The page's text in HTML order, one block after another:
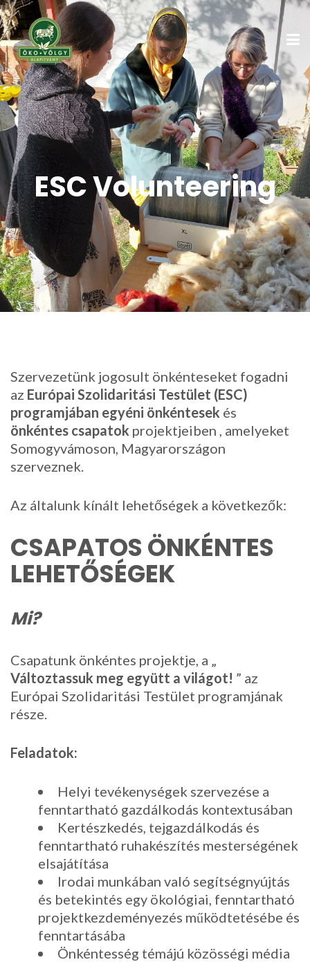
ESC Volunteering
Szervezetünk jogosult önkénteseket fogadni
az Európai Szolidaritási Testület (ESC)
programjában egyéni önkéntesek és
önkéntes csapatok projektjeiben , amelyeket
Somogyvámoson, Magyarországon
szerveznek.
Az általunk kínált lehetőségek a következők:
CSAPATOS ÖNKÉNTES
LEHETŐSÉGEK
Mi?
Csapatunk önkéntes projektje, a „
Változtassuk meg együtt a világot! ” az
Európai Szolidaritási Testület programjának
része.
Feladatok:
Helyi tevékenységek szervezése a
fenntartható gazdálkodás kontextusában
Kertészkedés, tejgazdálkodás és
fenntartható ruhakészítés mesterségének
elsajátítása
Irodai munkában való segítségnyújtás
és betekintés egy ökológiai, fenntartható
projektkezdeményezés működtetésébe és
fenntartásába
Önkéntesség témájú közösségi média